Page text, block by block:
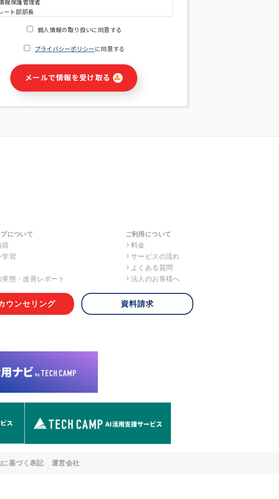
報保護管理者
ート部部長
された資料の送付のため
ビス及び本サービスに関連する情報(当社及び第三者のサー
商品等の広告配信・宣伝を含みますが、それらに限定されま
提供又はそれらに関する連絡のため
報取扱いの委託
業運営上、前項利用目的の範囲に限って個人情報を外部に委
とがあります。この場合、個人情報保護水準の高い委託先を
個人情報の適正管理・機密保持についての契約を交わし、適
報の開示等の請求 ご本人様は、当社に対してご自身の個人
示等(利用目的の通知、開示、内容の訂正・追加・削除、利
し、申請が本人確認が不可能な場合や、個人情報保護法の定
、アクセスログなどの個人情報以外の情報については、原則
せ窓口】
div 個人情報問合せ窓口
東京都港区赤坂8-4-14 青山タワープレイス6階
ドレス:privacy_policy@di-v.co.jp
が当社に個人情報を提供されるかどうかは任意によるもので
個人情報の取り扱いに同意する
プライバシーポリシー に同意する
メールで情報を受け取る
について
容
学習
態・改善レポート
ご利用について
料金
サービスの流れ
よくある質問
法人のお客様へ
ウンセリング 資料請求
基づく表記 運営会社